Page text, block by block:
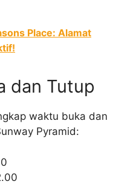
Place: Alamat
dan Tutup
waktu buka dan
Pyramid: